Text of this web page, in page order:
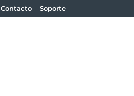
Contacto Soporte